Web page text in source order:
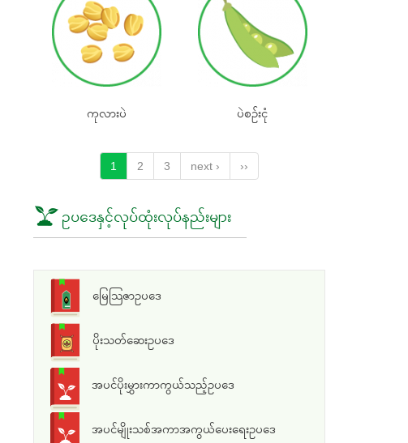
ကုလားပဲ ပဲစဉ်းငုံ
1 2 3 next › ››
ဥပဒေနှင့်လုပ်ထုံးလုပ်နည်းများ
မြေသြဇာဥပဒေ
ပိုးသတ်ဆေးဥပဒေ
အပင်ပိုးမွှားကာကွယ်သည့်ဥပဒေ
အပင်မျိုးသစ်အကာအကွယ်ပေးရေးဥပဒေ